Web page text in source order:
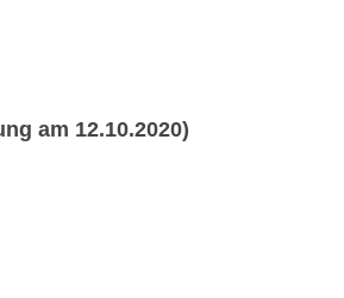
am 12.10.2020)